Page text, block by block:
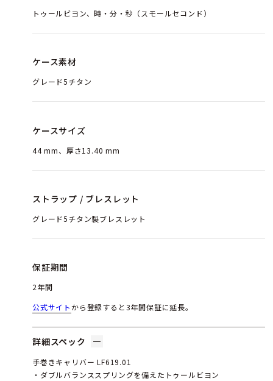
トゥールビヨン、時・分・秒（スモールセコンド）
ケース素材
グレード5チタン
ケースサイズ
44 mm、厚さ13.40 mm
ストラップ / ブレスレット
グレード5チタン製ブレスレット
保証期間
2年間
公式サイト から登録すると3年間保証に延長。
詳細スペック
手巻きキャリバー LF619.01
・ダブルバランススプリングを備えたトゥールビヨン